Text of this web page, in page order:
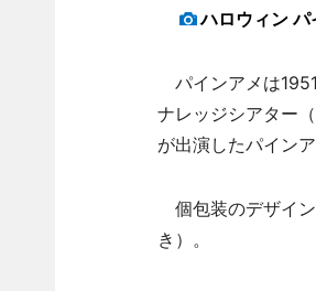
ハロウィン パ
パインアメは
ナレッジシアター
が出演したパイン
個包装のデザイ
き）。